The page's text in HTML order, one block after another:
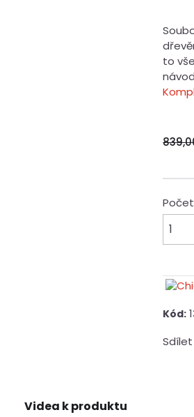
to
Počet
Kód:
Sdílet
Videa k produktu